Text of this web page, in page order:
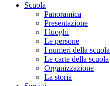
Scuola
Panoramica
Presentazione
I luoghi
Le persone
I numeri della scuola
Le carte della scuola
Organizzazione
La storia